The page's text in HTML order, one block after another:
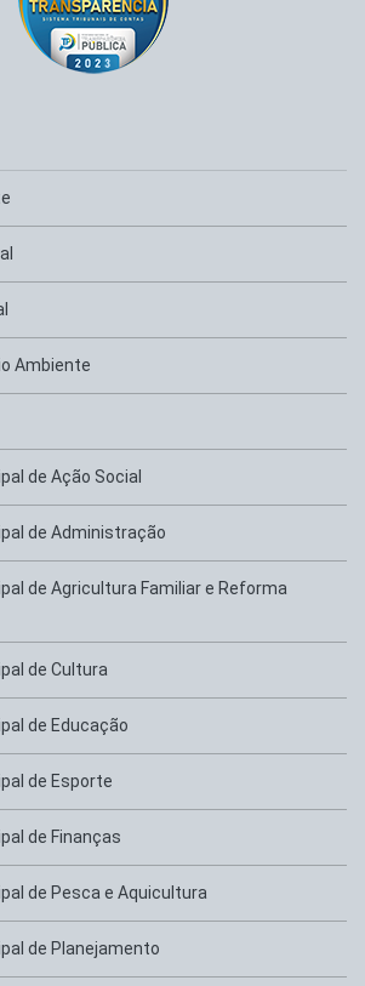
Ambiente
de Ação Social
de Administração
de Agricultura Familiar e Reforma
de Cultura
de Educação
de Esporte
de Finanças
de Pesca e Aquicultura
de Planejamento